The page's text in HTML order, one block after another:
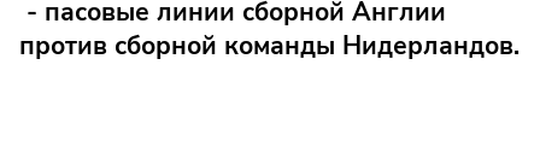
- пасовые линии сборной Англии
против сборной команды Нидерландов.